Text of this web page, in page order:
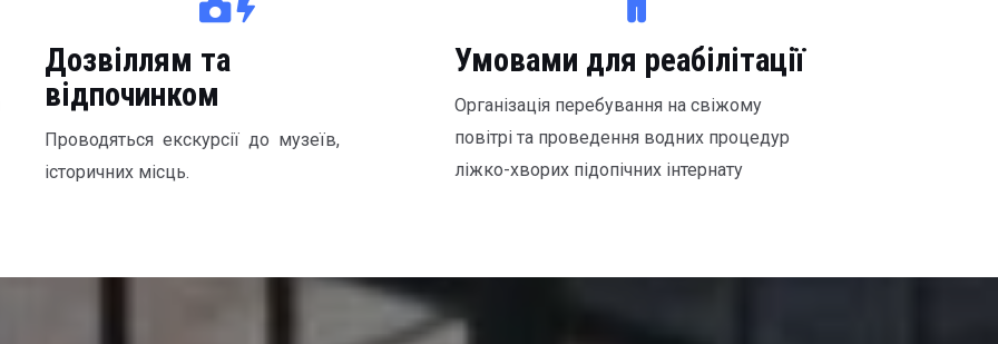
Дозвіллям та
відпочинком
Проводяться екскурсії до музеїв,
історичних місць.
Умовами для реабілітації
Організація перебування на свіжому
повітрі та проведення водних процедур
ліжко-хворих підопічних інтернату